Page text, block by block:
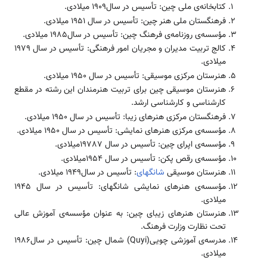
كتابخانه‌­ی ملی چین: تأسیس در سال1909 میلادی.
فرهنگستان ملی هنر چین: تأسیس در سال 1951 میلادی.
مؤسسه­‌ی روزنامه‌­ی فرهنگ چین: تأسیس در سال1985 میلادی.
كالج تربیت مدیران و مجریان امور فرهنگی: تأسیس در سال 1979
میلادی.
هنرستان مركزی موسیقی: تأسیس در سال 1950 میلادی.
هنرستان موسیقی چین برای تربیت هنرمندان این رشته در مقطع
كارشناسی و كارشناسی ارشد.
فرهنگستان مركزی هنرهای زیبا: تأسیس در سال 1950 میلادی.
مؤسسه­‌ی مركزی هنرهای نمایشی: تأسیس در سال 1950 میلادی.
مؤسسه‌­ی اپرای چین: تأسیس در سال 19787میلادی.
مؤسسه­‌ی رقص پكن: تأسیس در سال 1954میلادی.
هنرستان موسیقی شانگهای: تأسیس در سال1949 میلادی.
مؤسسه‌­ی هنرهای نمایشی شانگهای: تأسیس در سال 1945
میلادی.
هنرستان هنرهای زیبای چین: به عنوان مؤسسه­‌ی آموزش عالی
تحت نظارت وزارت فرهنگ.
مدرسه­‌ی آموزشی چویی(Quyi) شمال چین: تأسیس در سال1986
میلادی.